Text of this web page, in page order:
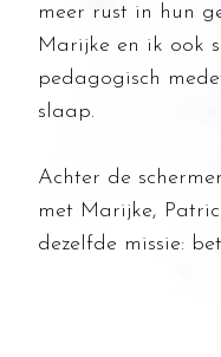
meer rust in hun
Marijke en ik ook
pedagogisch
slaap.
Achter de
met Marijke,
dezelfde missie: